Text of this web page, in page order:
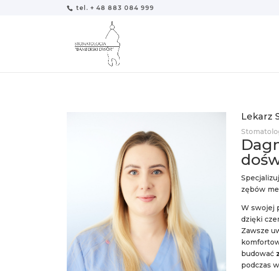
tel. + 48 883 084 999
Lekarz
zębów
W swojej
dzięki
Zawsze
budować
podczas